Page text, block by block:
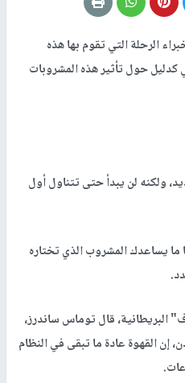
الرحلة التي تقوم بها هذه
حول تأثير هذه المشروبات
ولكنه لن يبدأ حتى تتناول أول
ما يساعدك المشروب الذي تختاره
قال توماس ساندرز،
إن القهوة عادة ما تبقى في النظام